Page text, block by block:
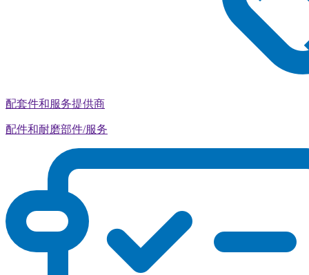
配套件和服务提供商
配件和耐磨部件/服务